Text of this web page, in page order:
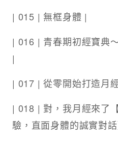
| 015 | 無框身體 |
| 016 | 青春期初經寶典
|
| 017 | 從零開始打造月
| 018 | 對，我月經來了
驗，直面身體的誠實對